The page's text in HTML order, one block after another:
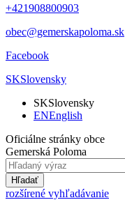
+421908800903
obec@gemerskapoloma.sk
Facebook
SKSlovensky
SKSlovensky
ENEnglish
Oficiálne stránky obce
Gemerská Poloma
Hľadať
rozšírené vyhľadávanie